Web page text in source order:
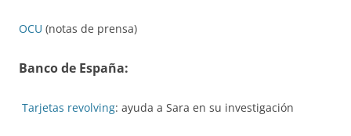
OCU (notas de prensa)
Banco de España:
Tarjetas revolving: ayuda a Sara en su investigación